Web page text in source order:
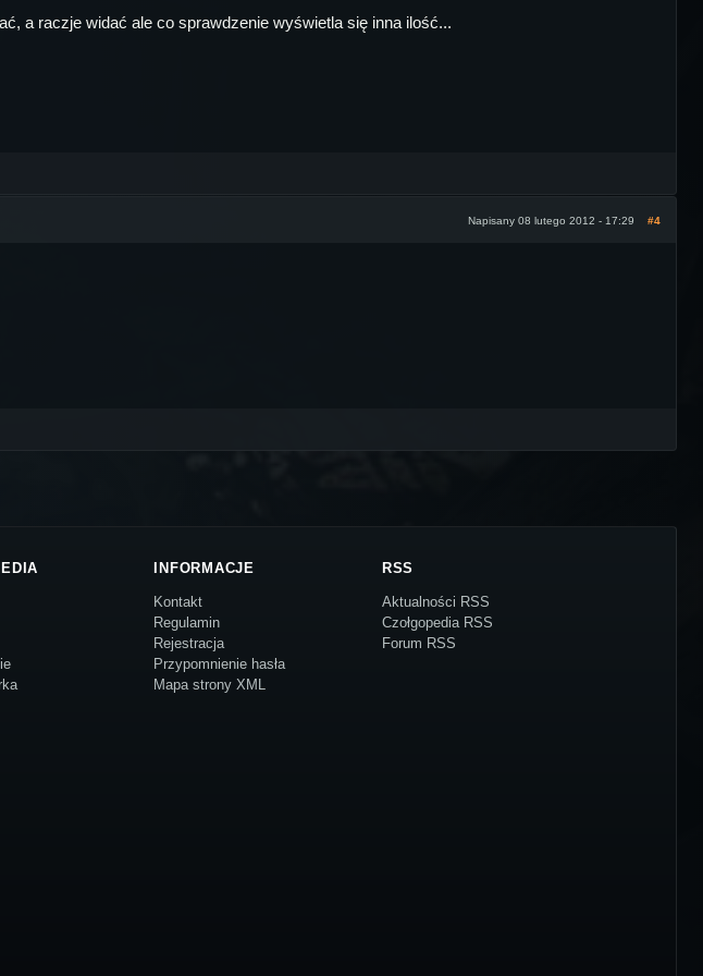
a raczje widać ale co sprawdzenie wyświetla się inna ilość...
Napisany 08 lutego 2012 - 17:29 #4
INFORMACJE
Kontakt
Regulamin
Rejestracja
Przypomnienie hasła
Mapa strony XML
RSS
Aktualności RSS
Czołgopedia RSS
Forum RSS